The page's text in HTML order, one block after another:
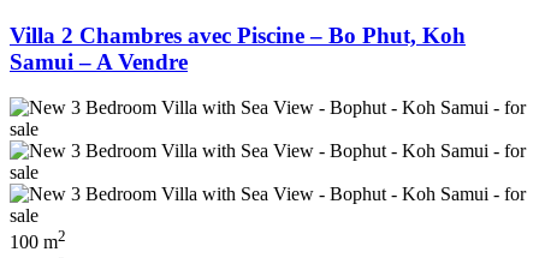
Villa 2 Chambres avec Piscine – Bo Phut, Koh
Samui – A Vendre
100 m2